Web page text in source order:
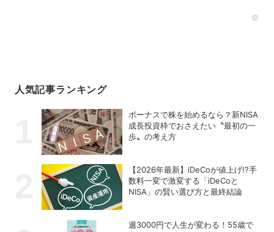
人気記事ランキング
ボーナスで株を始めるなら？新NISA
成長投資枠でおさえたい〝最初の一
歩〟の考え方
【2026年最新】iDeCoが値上げ!?手
数料一変で激変する「iDeCoと
NISA」の賢い選び方と最終結論
週3000円で人生が変わる！55歳で